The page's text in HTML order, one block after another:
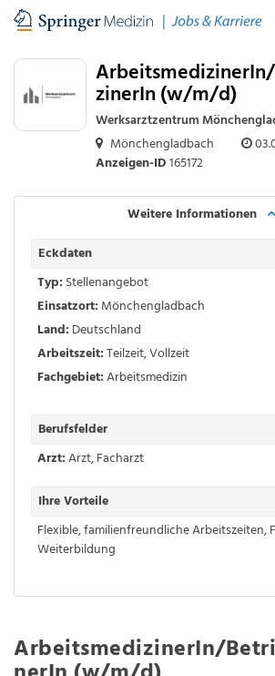
zinerIn (w/m/d)
Werksarztzentrum
Mönchengladbach
Anzeigen-ID165172
Weitere Informationen
Eckdaten
Typ: Stellenangebot
Einsatzort: Mönchengladbach
Land: Deutschland
Arbeitszeit:Teilzeit,Vollzeit
Fachgebiet:Arbeitsmedizin
Berufsfelder
Arzt:Arzt,Facharzt
Ihre Vorteile
Flexible, familienfreundliche Arbeitszeiten,
Weiterbildung
ArbeitsmedizinerIn/